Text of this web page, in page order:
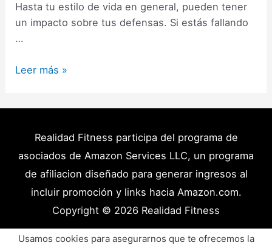
Hasta tu estilo de vida en general, pueden tener
un impacto sobre tus defensas. Si estás fallando
…
Cómo
inmune:
Dieta,
Estilo
Vida
Leer más »
Realidad Fitness participa del programa de
asociados de Amazon Services LLC, un programa
de afiliacion diseñado para generar ingresos al
incluir promoción y links hacia Amazon.com.
Copyright © 2026 Realidad Fitness
Políticas de Privacidad – Términos y Condiciones
Usamos cookies para asegurarnos que te ofrecemos la